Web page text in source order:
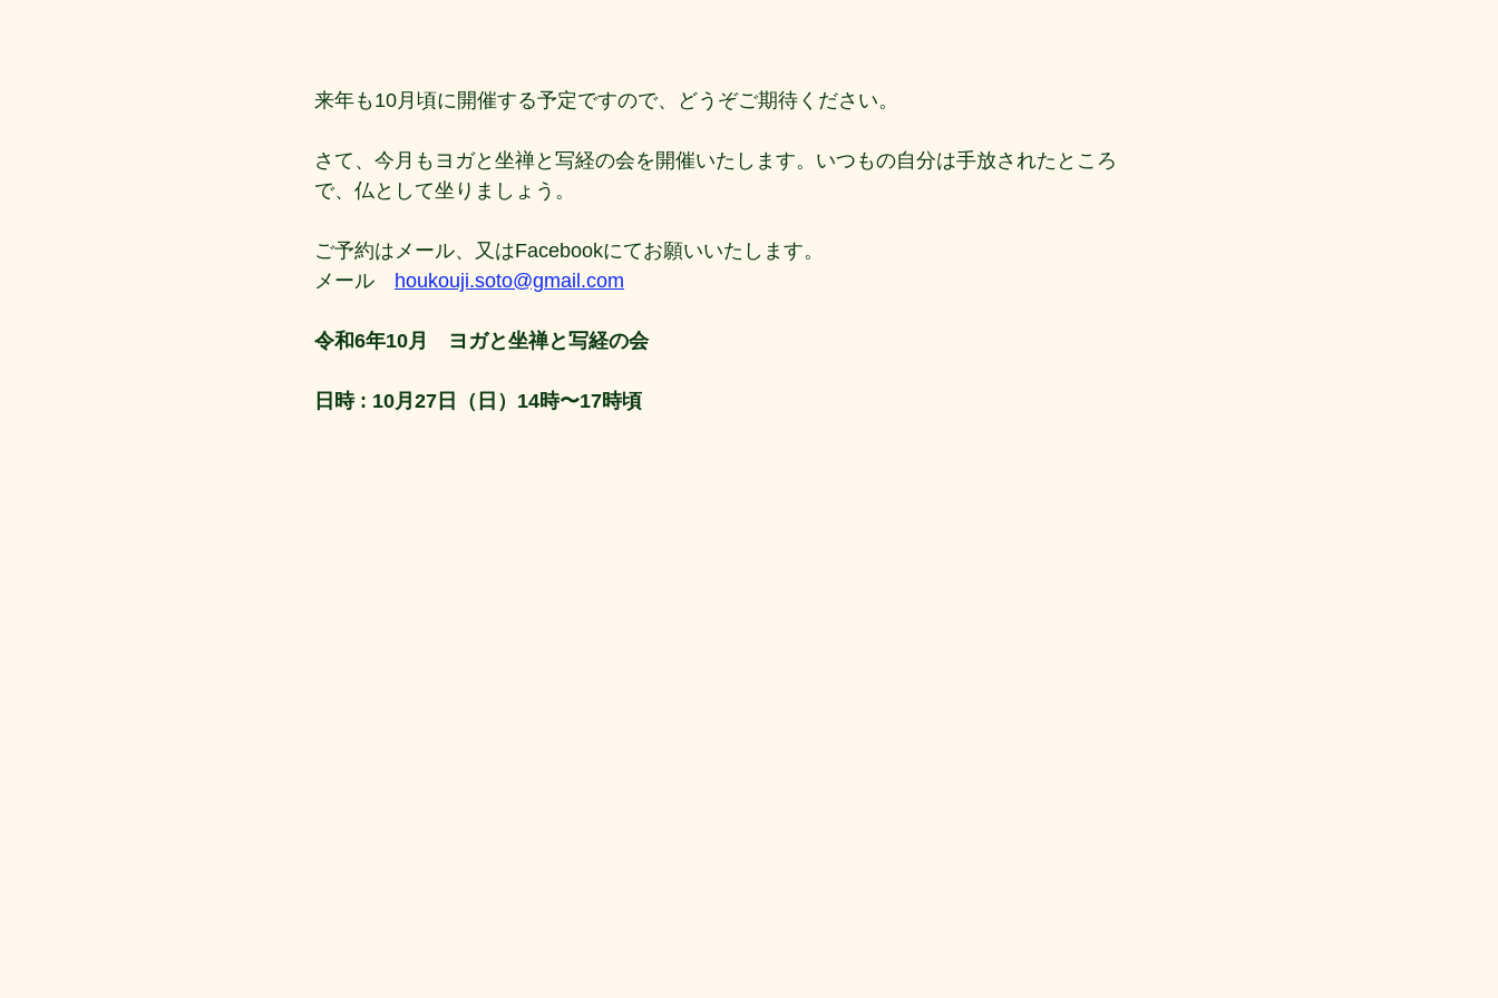
来年も10月頃に開催する予定ですので、どうぞご期待ください。
さて、今月もヨガと坐禅と写経の会を開催いたします。いつもの自分は手放されたところ
で、仏として坐りましょう。
ご予約はメール、又はFacebookにてお願いいたします。
メール houkouji.soto@gmail.com
令和6年10月　ヨガと坐禅と写経の会
日時 : 10月27日（日）14時〜17時頃